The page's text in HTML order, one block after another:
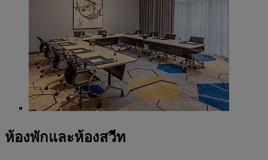
ห้องพักและห้องสวีท